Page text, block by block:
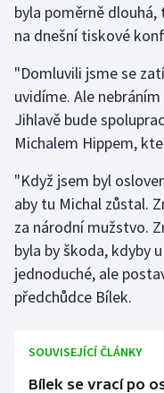
Lyže a snowboard
Moderní pětiboj
Motorsport
Olympijské hry
Parasport
Plavání
Plážový volejbal
byla poměrně
na dnešní tiskové
"Domluvili jsme se
uvidíme. Ale
Jihlavě bude
Michalem Hippem,
"Když jsem byl
aby tu Michal zůstal.
za národní mužstvo.
byla by škoda, kdyby
jednoduché, ale
předchůdce Bílek.
SOUVISEJÍCÍ ČLÁNKY
Bílek se vrací po